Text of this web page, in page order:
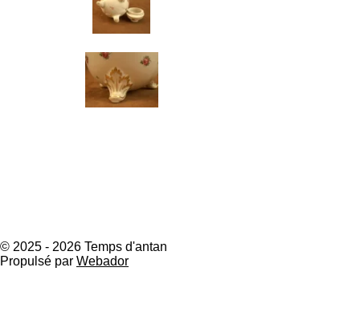
© 2025 - 2026 Temps d'antan
Propulsé par Webador